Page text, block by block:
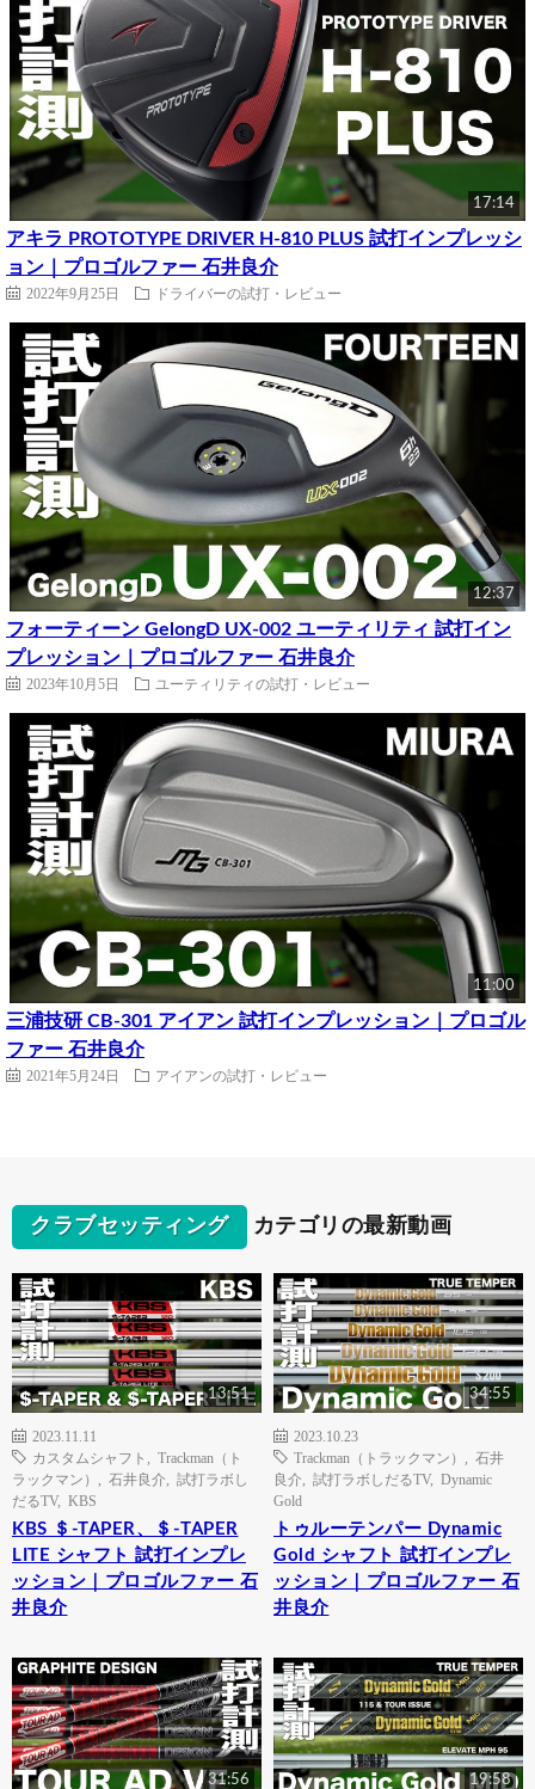
17:14
アキラ PROTOTYPE DRIVER H-810 PLUS 試打インプレッシ
ョン｜プロゴルファー 石井良介
2022年9月25日 ドライバーの試打・レビュー
12:37
フォーティーン GelongD UX-002 ユーティリティ 試打イン
プレッション｜プロゴルファー 石井良介
2023年10月5日 ユーティリティの試打・レビュー
11:00
三浦技研 CB-301 アイアン 試打インプレッション｜プロゴル
ファー 石井良介
2021年5月24日 アイアンの試打・レビュー
クラブセッティング カテゴリの最新動画
13:51
2023.11.11
カスタムシャフト
Trackman（ト
ラックマン）
石井良介
試打ラボし
だるTV, KBS
KBS ＄-TAPER、＄-TAPER
LITE シャフト 試打インプレ
ッション｜プロゴルファー 石
井良介
34:55
2023.10.23
Trackman（トラックマン）
石井
良介
試打ラボしだるTV, Dynamic
Gold
トゥルーテンパー Dynamic
Gold シャフト 試打インプレ
ッション｜プロゴルファー 石
井良介
31:56 19:58